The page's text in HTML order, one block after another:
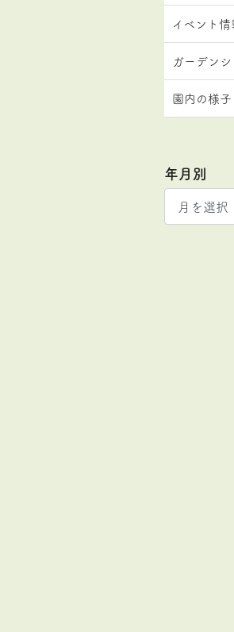
イベント情
ガーデン
園内の様子
年月別